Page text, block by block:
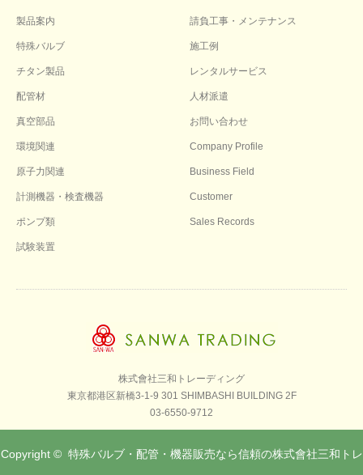
製品案内
特殊バルブ
チタン製品
配管材
真空部品
環境関連
原子力関連
計測機器・検査機器
ポンプ類
試験装置
請負工事・メンテナンス
施工例
レンタルサービス
人材派遣
お問い合わせ
Company Profile
Business Field
Customer
Sales Records
株式會社三和トレーディング
東京都港区新橋3-1-9 301 SHIMBASHI BUILDING 2F
03-6550-9712
Copyright © 特殊バルブ・配管・機器販売なら信頼の株式會社三和トレ